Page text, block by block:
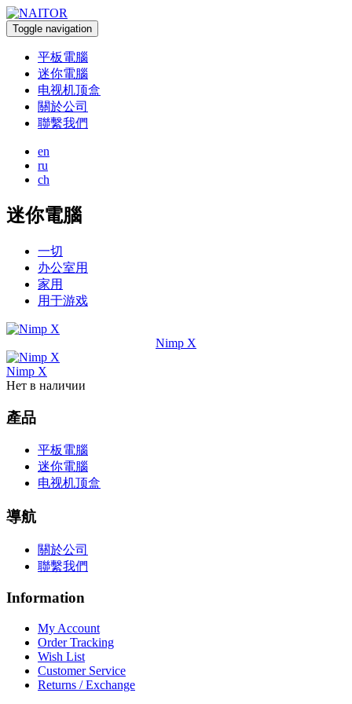
Toggle navigation
平板電腦
迷你電腦
电视机顶盒
關於公司
聯繫我們
en
ru
ch
迷你電腦
一切
办公室用
家用
用于游戏
Nimp X
Nimp X
Нет в наличии
產品
平板電腦
迷你電腦
电视机顶盒
導航
關於公司
聯繫我們
Information
My Account
Order Tracking
Wish List
Customer Service
Returns / Exchange